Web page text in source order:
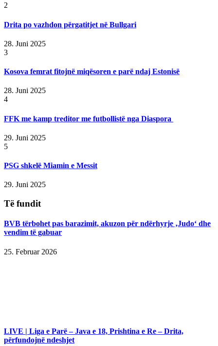
2
Drita po vazhdon përgatitjet në Bullgari
28. Juni 2025
3
Kosova femrat fitojnë miqësoren e parë ndaj Estonisë
28. Juni 2025
4
FFK me kamp treditor me futbollistë nga Diaspora
29. Juni 2025
5
PSG shkelë Miamin e Messit
29. Juni 2025
Të fundit
BVB tërbohet pas barazimit, akuzon për ndërhyrje ‚Judo‘ dhe
vendim të gabuar
25. Februar 2026
LIVE | Liga e Parë – Java e 18, Prishtina e Re – Drita,
përfundojnë ndeshjet